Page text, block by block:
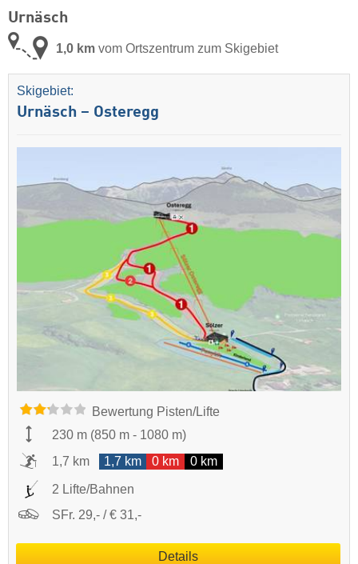
Urnäsch
1,0 km vom Ortszentrum zum Skigebiet
Skigebiet:
Urnäsch – Osteregg
Bewertung Pisten/Lifte
230 m (850 m - 1080 m)
1,7 km
1,7 km 0 km 0 km
2 Lifte/Bahnen
SFr. 29,- / € 31,-
Details